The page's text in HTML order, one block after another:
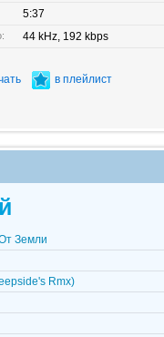
5:37
44 kHz, 192 kbps
в плейлист
Земли
Rmx)